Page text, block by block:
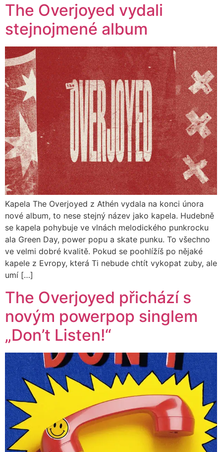
The Overjoyed vydali
stejnojmené album
Kapela The Overjoyed z Athén vydala na konci února
nové album, to nese stejný název jako kapela. Hudebně
se kapela pohybuje ve vlnách melodického punkrocku
ala Green Day, power popu a skate punku. To všechno
ve velmi dobré kvalitě. Pokud se poohlížíš po nějaké
kapele z Evropy, která Ti nebude chtít vykopat zuby, ale
umí […]
The Overjoyed přichází s
novým powerpop singlem
„Don’t Listen!“